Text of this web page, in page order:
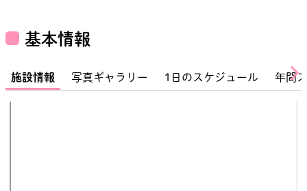
基本情報
施設情報 写真ギャラリー 1日のスケジュール 年間